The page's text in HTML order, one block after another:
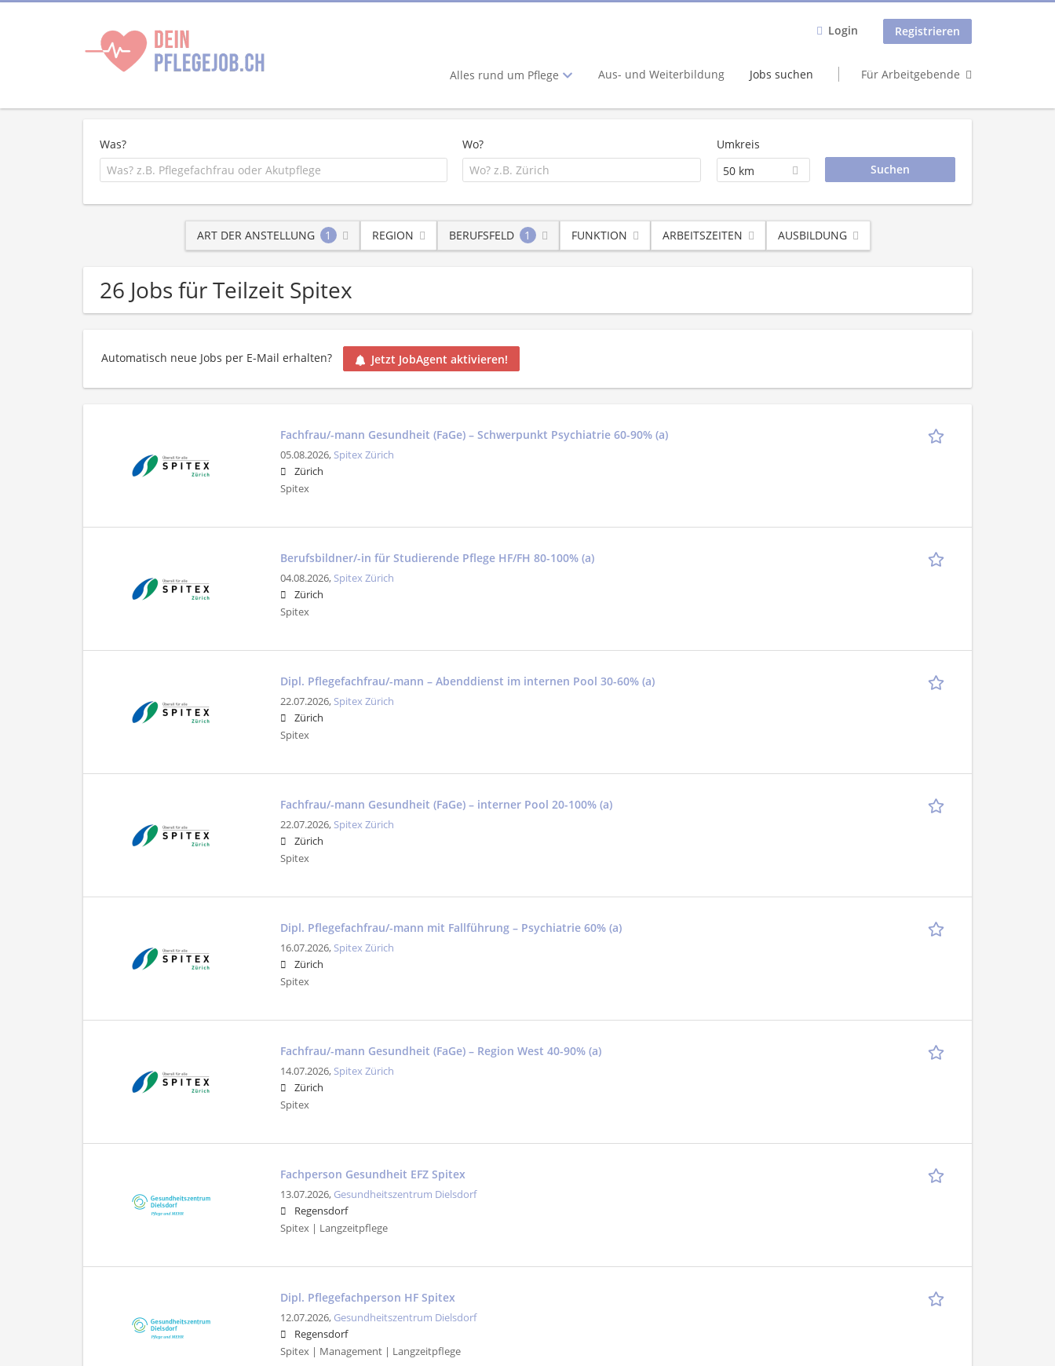
Login Registrieren
Alles rund um Pflege Aus- und Weiterbildung Jobs suchen Für Arbeitgebende
Was? Wo?
Umkreis
50 km
ART DER ANSTELLUNG 1 REGION BERUFSFELD 1 FUNKTION ARBEITSZEITEN AUSBILDUNG
26 Jobs für Teilzeit Spitex
Automatisch neue Jobs per E-Mail erhalten? Jetzt JobAgent aktivieren!
Fachfrau/-mann Gesundheit (FaGe) – Schwerpunkt Psychiatrie 60-90% (a)
05.08.2026, Spitex Zürich
Zürich
Spitex
Berufsbildner/-in für Studierende Pflege HF/FH 80-100% (a)
04.08.2026, Spitex Zürich
Zürich
Spitex
Dipl. Pflegefachfrau/-mann – Abenddienst im internen Pool 30-60% (a)
22.07.2026, Spitex Zürich
Zürich
Spitex
Fachfrau/-mann Gesundheit (FaGe) – interner Pool 20-100% (a)
22.07.2026, Spitex Zürich
Zürich
Spitex
Dipl. Pflegefachfrau/-mann mit Fallführung – Psychiatrie 60% (a)
16.07.2026, Spitex Zürich
Zürich
Spitex
Fachfrau/-mann Gesundheit (FaGe) – Region West 40-90% (a)
14.07.2026, Spitex Zürich
Zürich
Spitex
Fachperson Gesundheit EFZ Spitex
13.07.2026, Gesundheitszentrum Dielsdorf
Regensdorf
Spitex | Langzeitpflege
Dipl. Pflegefachperson HF Spitex
12.07.2026, Gesundheitszentrum Dielsdorf
Regensdorf
Spitex | Management | Langzeitpflege